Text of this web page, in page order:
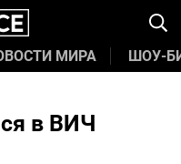
МИРА ШОУ-
в ВИЧ